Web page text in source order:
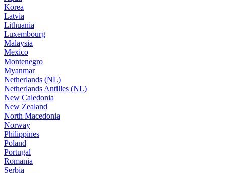
Korea
Latvia
Lithuania
Luxembourg
Malaysia
Mexico
Montenegro
Myanmar
Netherlands (NL)
Netherlands Antilles (NL)
New Caledonia
New Zealand
North Macedonia
Norway
Philippines
Poland
Portugal
Romania
Serbia